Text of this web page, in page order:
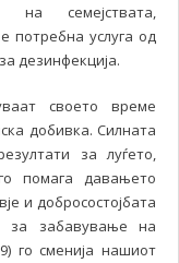
семејствата,
потребна услуга од
дезинфекција.
своето време
добивка. Силната
за луѓето,
помага давањето
и добросостојбата
за забавување на
го сменија нашиот